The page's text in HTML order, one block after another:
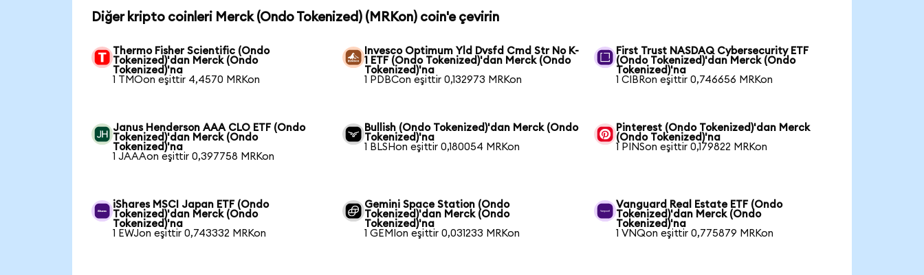
Diğer kripto coinleri Merck (Ondo Tokenized) (MRKon) coin'e çevirin
Thermo Fisher Scientific (Ondo
Tokenized)'dan Merck (Ondo
Tokenized)'na
1 TMOon eşittir 4,4570 MRKon
Invesco Optimum Yld Dvsfd Cmd Str No K-
1 ETF (Ondo Tokenized)'dan Merck (Ondo
Tokenized)'na
1 PDBCon eşittir 0,132973 MRKon
First Trust NASDAQ Cybersecurity ETF
(Ondo Tokenized)'dan Merck (Ondo
Tokenized)'na
1 CIBRon eşittir 0,746656 MRKon
Janus Henderson AAA CLO ETF (Ondo
Tokenized)'dan Merck (Ondo
Tokenized)'na
1 JAAAon eşittir 0,397758 MRKon
Bullish (Ondo Tokenized)'dan Merck (Ondo
Tokenized)'na
1 BLSHon eşittir 0,180054 MRKon
Pinterest (Ondo Tokenized)'dan Merck
(Ondo Tokenized)'na
1 PINSon eşittir 0,179822 MRKon
iShares MSCI Japan ETF (Ondo
Tokenized)'dan Merck (Ondo
Tokenized)'na
1 EWJon eşittir 0,743332 MRKon
Gemini Space Station (Ondo
Tokenized)'dan Merck (Ondo
Tokenized)'na
1 GEMIon eşittir 0,031233 MRKon
Vanguard Real Estate ETF (Ondo
Tokenized)'dan Merck (Ondo
Tokenized)'na
1 VNQon eşittir 0,775879 MRKon